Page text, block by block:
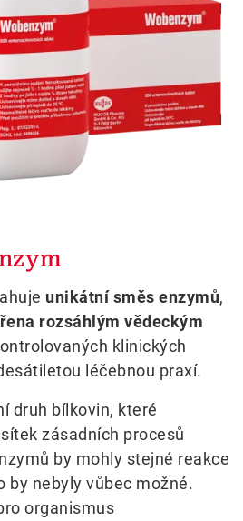
unikátní směs enzymů,
rozsáhlým vědeckým
klinických
léčebnou praxí.
druh bílkovin, které
zásadních procesů
by mohly stejné reakce
by nebyly vůbec možné.
organismus